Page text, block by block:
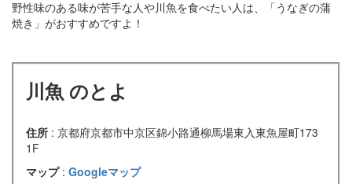
野性味のある味が苦手な人や川魚を食べたい人は、「うなぎの蒲
焼き」がおすすめですよ！
川魚 のとよ
住所 : 京都府京都市中京区錦小路通柳馬場東入東魚屋町173
1F
マップ : Googleマップ